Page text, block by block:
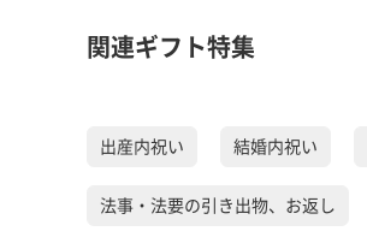
関連ギフト特集
出産内祝い 結婚内祝い
法事・法要の引き出物、お返し